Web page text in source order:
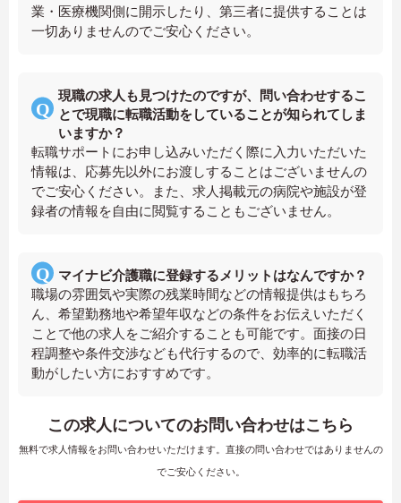
業・医療機関側に開示したり、第三者に提供することは
一切ありませんのでご安心ください。
現職の求人も見つけたのですが、問い合わせするこ
とで現職に転職活動をしていることが知られてしま
いますか？
転職サポートにお申し込みいただく際に入力いただいた
情報は、応募先以外にお渡しすることはございませんの
でご安心ください。また、求人掲載元の病院や施設が登
録者の情報を自由に閲覧することもございません。
マイナビ介護職に登録するメリットはなんですか？
職場の雰囲気や実際の残業時間などの情報提供はもちろ
ん、希望勤務地や希望年収などの条件をお伝えいただく
ことで他の求人をご紹介することも可能です。面接の日
程調整や条件交渉なども代行するので、効率的に転職活
動がしたい方におすすめです。
この求人についてのお問い合わせはこちら
無料で求人情報をお問い合わせいただけます。直接の問い合わせではありませんの
でご安心ください。